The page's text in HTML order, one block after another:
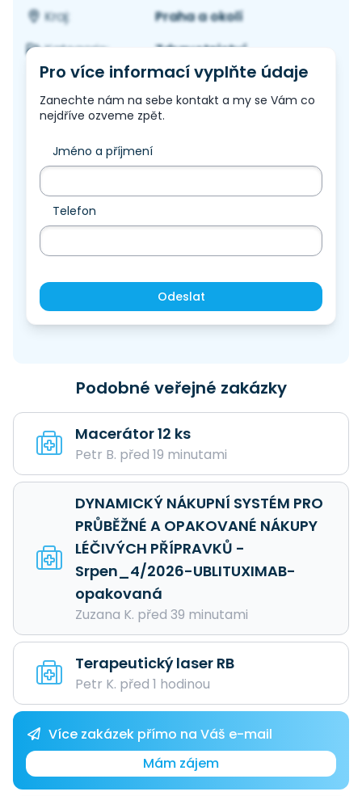
Kraj:
Praha a okolí
Kategorie:
Zdravotnictví
Pro více informací vyplňte údaje
Zanechte nám na sebe kontakt a my se Vám co
nejdříve ozveme zpět.
Jméno a příjmení
Telefon
Odeslat
Podobné veřejné zakázky
Macerátor 12 ks
Petr B. před 19 minutami
DYNAMICKÝ NÁKUPNÍ SYSTÉM PRO
PRŮBĚŽNÉ A OPAKOVANÉ NÁKUPY
LÉČIVÝCH PŘÍPRAVKŮ -
Srpen_4/2026-UBLITUXIMAB-
opakovaná
Zuzana K. před 39 minutami
Terapeutický laser RB
Petr K. před 1 hodinou
Více zakázek přímo na Váš e-mail
Mám zájem